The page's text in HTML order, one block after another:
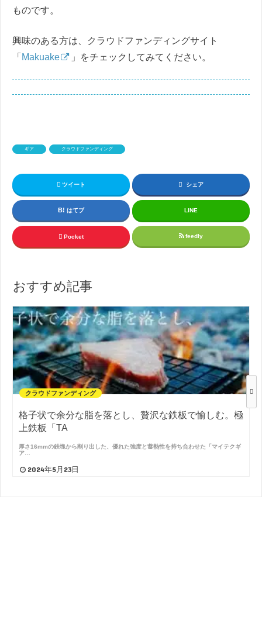
ものです。
興味のある方は、クラウドファンディングサイト
「 Makuake 」をチェックしてみてください。
ギア クラウドファンディング
ツイート シェア
はてブ LINE
Pocket feedly
おすすめ記事
クラウドファンディング
格子状で余分な脂を落とし、贅沢な鉄板で愉しむ。極
上鉄板「TA
厚さ16mmの鉄塊から削り出した、優れた強度と蓄熱性を持ち合わせた「マイテクギ
ア…
2024年5月23日